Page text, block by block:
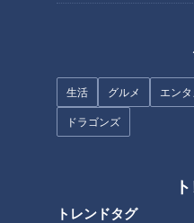
生活 グルメ エンタ
ドラゴンズ
トレンドタグ
ない仕事に注目【newsX】